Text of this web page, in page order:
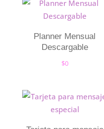
Planner Mensual
Descargable
$0